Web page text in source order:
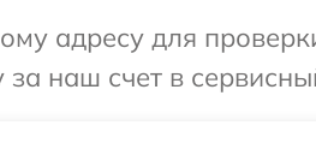
адресу для
наш счет в